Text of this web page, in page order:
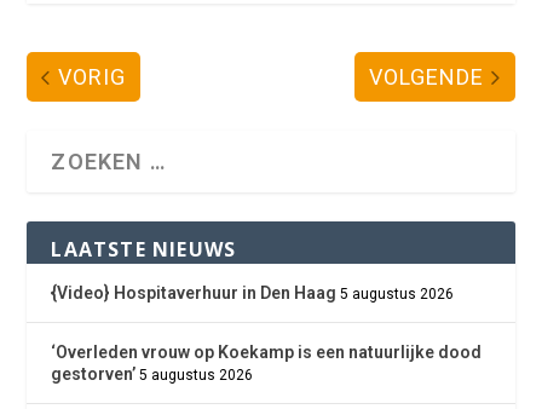
VORIG VOLGENDE
LAATSTE NIEUWS
{Video} Hospitaverhuur in Den Haag 5 augustus 2026
‘Overleden vrouw op Koekamp is een natuurlijke dood
gestorven’ 5 augustus 2026